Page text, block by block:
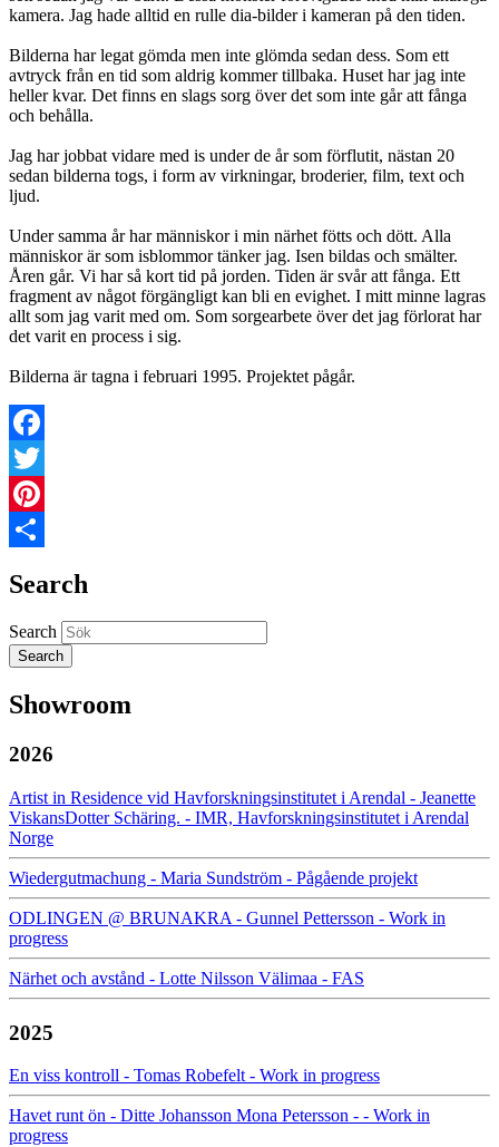
kamera. Jag hade alltid en rulle dia-bilder i kameran på den tiden.
Bilderna har legat gömda men inte glömda sedan dess. Som ett
avtryck från en tid som aldrig kommer tillbaka. Huset har jag inte
heller kvar. Det finns en slags sorg över det som inte går att fånga
och behålla.
Jag har jobbat vidare med is under de år som förflutit, nästan 20
sedan bilderna togs, i form av virkningar, broderier, film, text och
ljud.
Under samma år har människor i min närhet fötts och dött. Alla
människor är som isblommor tänker jag. Isen bildas och smälter.
Åren går. Vi har så kort tid på jorden. Tiden är svår att fånga. Ett
fragment av något förgängligt kan bli en evighet. I mitt minne lagras
allt som jag varit med om. Som sorgearbete över det jag förlorat har
det varit en process i sig.
Bilderna är tagna i februari 1995. Projektet pågår.
Facebook
Twitter
Pinterest
Search
Search
Showroom
2026
Artist in Residence vid Havforskningsinstitutet i Arendal - Jeanette
ViskansDotter Schäring. - IMR, Havforskningsinstitutet i Arendal
Norge
Wiedergutmachung - Maria Sundström - Pågående projekt
ODLINGEN @ BRUNAKRA - Gunnel Pettersson - Work in
progress
Närhet och avstånd - Lotte Nilsson Välimaa - FAS
2025
En viss kontroll - Tomas Robefelt - Work in progress
Havet runt ön - Ditte Johansson Mona Petersson - - Work in
progress